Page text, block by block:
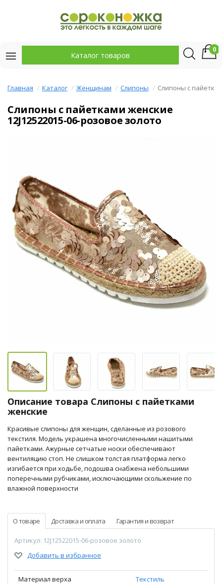
Каталог товаров
0
Главная Каталог Женщинам Слипоны Слипоны с
Слипоны с пайетками женские
12J12522015-06-розовое золото
Описание товара Слипоны с пайетками
женские
Красивые слипоны для женщин, сделанные из розового
текстиля. Модель украшена многочисленными нашитыми
пайетками. Ажурные сетчатые носки обеспечивают
вентиляцию стоп. Не слишком толстая платформа легко
изгибается при ходьбе, подошва снабжена небольшими
поперечными рубчиками, исключающими скольжение по
влажной поверхности
О товаре Доставка и оплата Гарантия и возврат
Артикул: 12J12522015-06-розовое золото
Добавить в избранное
Материал верха
Текстиль